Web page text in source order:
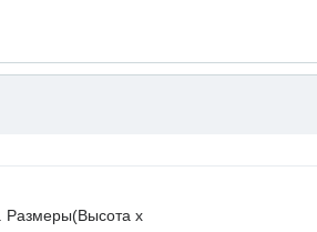
Размеры(Высота х